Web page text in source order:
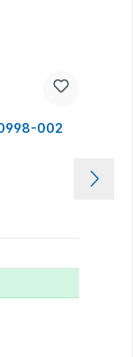
002